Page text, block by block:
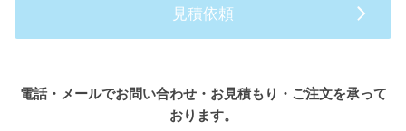
見積依頼
電話・メールでお問い合わせ・お見積もり・ご注文を承って
おります。